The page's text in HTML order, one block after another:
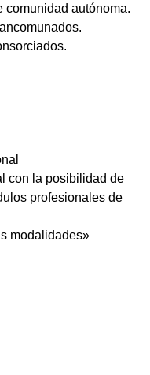
comunidad autónoma.
con la posibilidad de
profesionales de
modalidades»